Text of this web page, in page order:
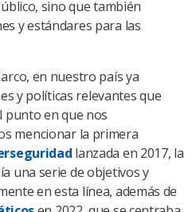
sino que también
y estándares para las
en nuestro país ya
y políticas relevantes que
punto en que nos
mencionar la primera
lanzada en 2017, la
una serie de objetivos y
en esta línea, además de